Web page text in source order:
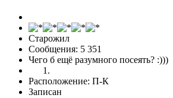
Старожил
Сообщения: 5 351
Чего б ещё разумного посеять? :)))
Расположение: П-К
Записан